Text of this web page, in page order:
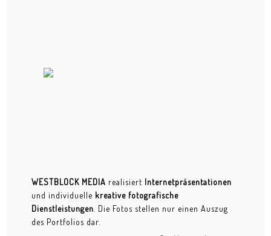
WESTBLOCK MEDIA realisiert Internetpräsentationen
und individuelle kreative fotografische
Dienstleistungen . Die Fotos stellen nur einen Auszug
des Portfolios dar.